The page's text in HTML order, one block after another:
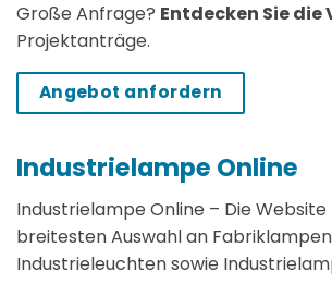
Große Anfrage? Entdecken Sie die
Projektanträge.
Angebot anfordern
Industrielampe Online
Industrielampe Online – Die
breitesten Auswahl an
Industrieleuchten sowie